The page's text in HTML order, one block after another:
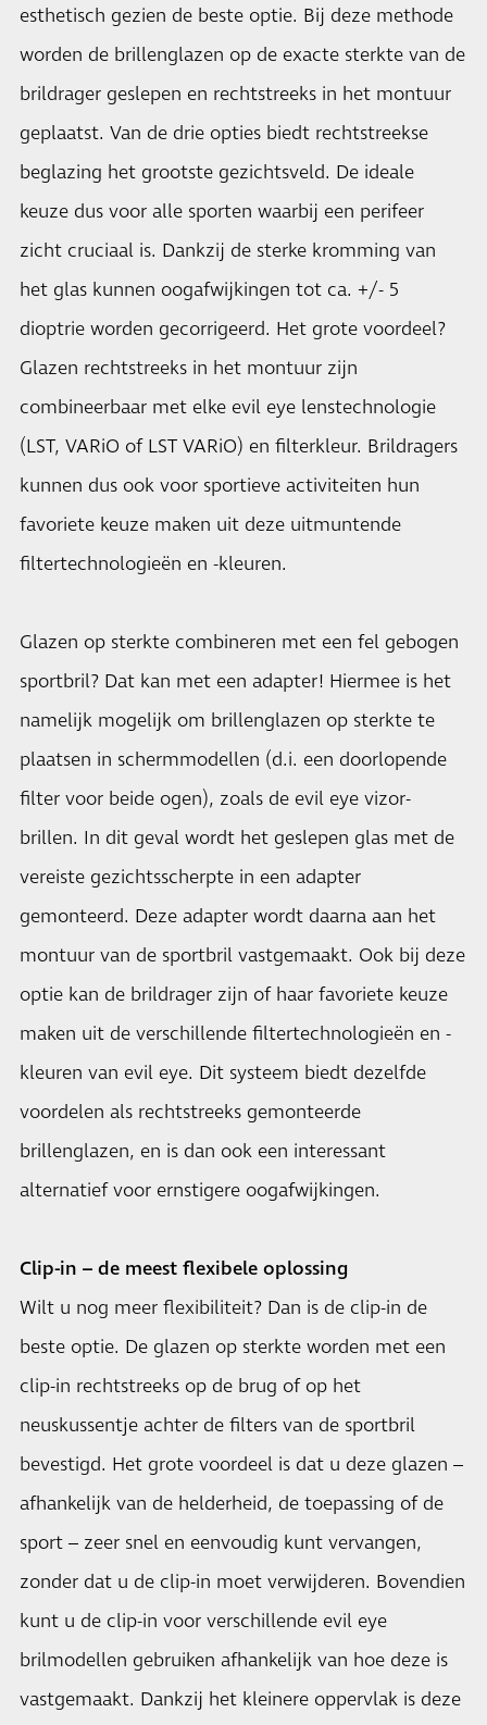
esthetisch gezien de beste optie. Bij deze methode
worden de brillenglazen op de exacte sterkte van de
brildrager geslepen en rechtstreeks in het montuur
geplaatst. Van de drie opties biedt rechtstreekse
beglazing het grootste gezichtsveld. De ideale
keuze dus voor alle sporten waarbij een perifeer
zicht cruciaal is. Dankzij de sterke kromming van
het glas kunnen oogafwijkingen tot ca. +/- 5
dioptrie worden gecorrigeerd. Het grote voordeel?
Glazen rechtstreeks in het montuur zijn
combineerbaar met elke evil eye lenstechnologie
(LST, VARiO of LST VARiO) en filterkleur. Brildragers
kunnen dus ook voor sportieve activiteiten hun
favoriete keuze maken uit deze uitmuntende
filtertechnologieën en -kleuren.
Glazen op sterkte combineren met een fel gebogen
sportbril? Dat kan met een adapter! Hiermee is het
namelijk mogelijk om brillenglazen op sterkte te
plaatsen in schermmodellen (d.i. een doorlopende
filter voor beide ogen), zoals de evil eye vizor-
brillen. In dit geval wordt het geslepen glas met de
vereiste gezichtsscherpte in een adapter
gemonteerd. Deze adapter wordt daarna aan het
montuur van de sportbril vastgemaakt. Ook bij deze
optie kan de brildrager zijn of haar favoriete keuze
maken uit de verschillende filtertechnologieën en -
kleuren van evil eye. Dit systeem biedt dezelfde
voordelen als rechtstreeks gemonteerde
brillenglazen, en is dan ook een interessant
alternatief voor ernstigere oogafwijkingen.
Clip-in – de meest flexibele oplossing
Wilt u nog meer flexibiliteit? Dan is de clip-in de
beste optie. De glazen op sterkte worden met een
clip-in rechtstreeks op de brug of op het
neuskussentje achter de filters van de sportbril
bevestigd. Het grote voordeel is dat u deze glazen –
afhankelijk van de helderheid, de toepassing of de
sport – zeer snel en eenvoudig kunt vervangen,
zonder dat u de clip-in moet verwijderen. Bovendien
kunt u de clip-in voor verschillende evil eye
brilmodellen gebruiken afhankelijk van hoe deze is
vastgemaakt. Dankzij het kleinere oppervlak is deze